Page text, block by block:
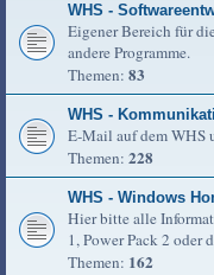
WHS -
Eigener Bereich für
andere Programme.
Themen: 83
WHS -
E-Mail auf dem WHS
Themen: 228
WHS - Windows
Hier bitte alle
1, Power Pack 2 oder
Themen: 162